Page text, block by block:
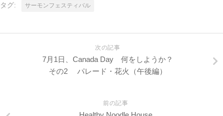
タグ: サーモンフェスティバル
次の記事
7月1日、Canada Day 何をしようか？
その2 パレード・花火（午後編）
前の記事